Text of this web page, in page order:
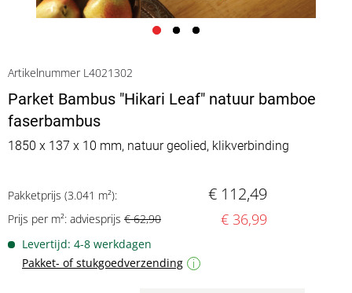
Artikelnummer L4021302
Parket Bambus "Hikari Leaf" natuur bamboe
faserbambus
1850 x 137 x 10 mm, natuur geolied, klikverbinding
Pakketprijs (3.041 m²): € 112,49
Prijs per m²: adviesprijs € 62,90 € 36,99
Levertijd: 4-8 werkdagen
Pakket- of stukgoedverzending
i